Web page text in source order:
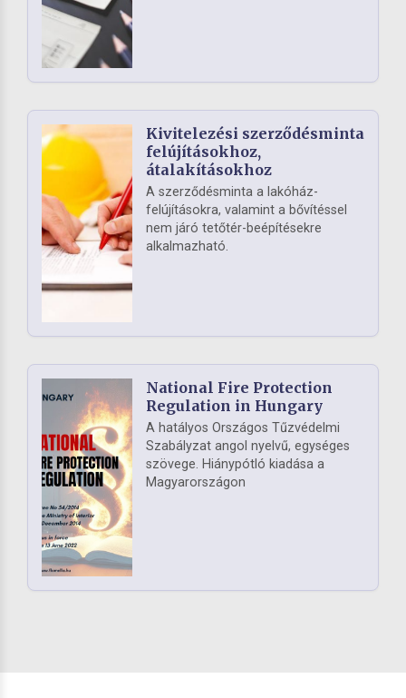
Kivitelezési szerződésminta
felújításokhoz,
átalakításokhoz
A szerződésminta a lakóház-
felújításokra, valamint a bővítéssel
nem járó tetőtér-beépítésekre
alkalmazható.
National Fire Protection
Regulation in Hungary
A hatályos Országos Tűzvédelmi
Szabályzat angol nyelvű, egységes
szövege. Hiánypótló kiadása a
Magyarországon